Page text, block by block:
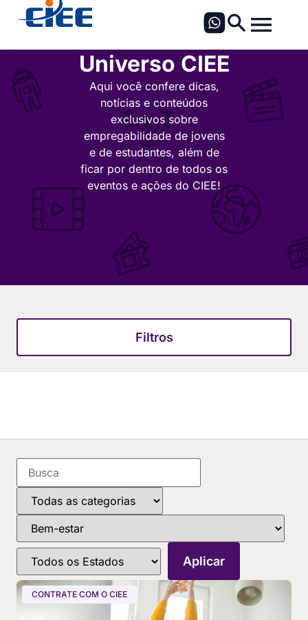
Universo CIEE
Aqui você confere dicas,
notícias e conteúdos
exclusivos sobre
empregabilidade de jovens
e de estudantes, além de
ficar por dentro de todos os
eventos e ações do CIEE!
Filtros
CONTRATE COM O CIEE